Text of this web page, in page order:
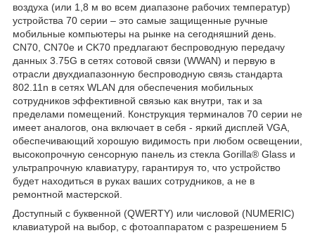
воздуха (или 1,8 м во всем диапазоне рабочих температур)
устройства 70 серии – это самые защищенные ручные
мобильные компьютеры на рынке на сегодняшний день.
CN70, CN70e и CK70 предлагают беспроводную передачу
данных 3.75G в сетях сотовой связи (WWAN) и первую в
отрасли двухдиапазонную беспроводную связь стандарта
802.11n в сетях WLAN для обеспечения мобильных
сотрудников эффективной связью как внутри, так и за
пределами помещений. Конструкция терминалов 70 серии не
имеет аналогов, она включает в себя - яркий дисплей VGA,
обеспечивающий хорошую видимость при любом освещении,
высокопрочную сенсорную панель из стекла Gorilla® Glass и
ультрапрочную клавиатуру, гарантируя то, что устройство
будет находиться в руках ваших сотрудников, а не в
ремонтной мастерской.
Доступный с буквенной (QWERTY) или числовой (NUMERIC)
клавиатурой на выбор, с фотоаппаратом с разрешением 5